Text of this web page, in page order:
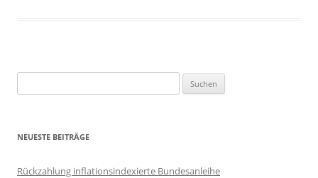
nach:
NEUESTE BEITRÄGE
Rückzahlung inflationsindexierte Bundesanleihe